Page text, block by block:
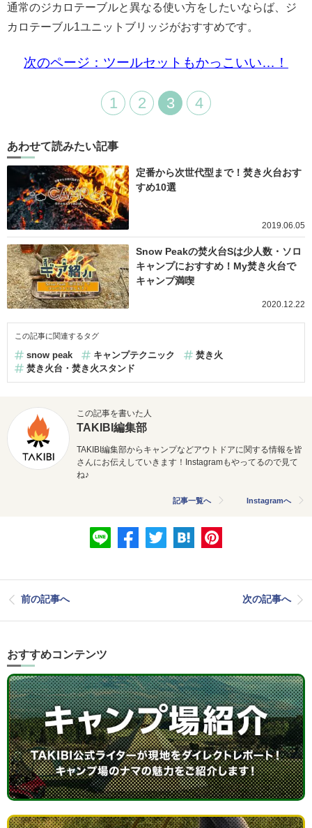
通常のジカロテーブルと異なる使い方をしたいならば、ジ
カロテーブル1ユニットブリッジがおすすめです。
次のページ：ツールセットもかっこいい…！
1 2 3 4
あわせて読みたい記事
定番から次世代型まで！焚き火台おす
すめ10選
2019.06.05
Snow Peakの焚火台Sは少人数・ソロ
キャンプにおすすめ！My焚き火台で
キャンプ満喫
2020.12.22
この記事に関連するタグ
snow peak キャンプテクニック
焚き火
焚き火台・焚き火スタンド
この記事を書いた人
TAKIBI編集部
TAKIBI編集部からキャンプなどアウトドアに関する情報を皆
さんにお伝えしていきます！Instagramもやってるので見て
ね♪
記事一覧へ Instagramへ
前の記事へ 次の記事へ
おすすめコンテンツ